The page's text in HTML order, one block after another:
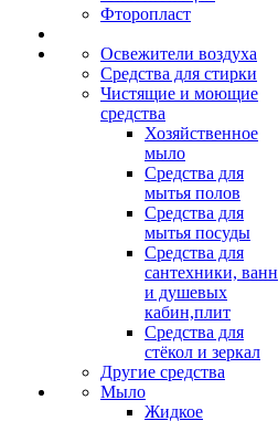
Фторопласт
Освежители воздуха
Средства для стирки
Чистящие и моющие
средства
Хозяйственное
мыло
Средства для
мытья полов
Средства для
мытья посуды
Средства для
сантехники, ванн
и душевых
кабин,плит
Средства для
стёкол и зеркал
Другие средства
Мыло
Жидкое